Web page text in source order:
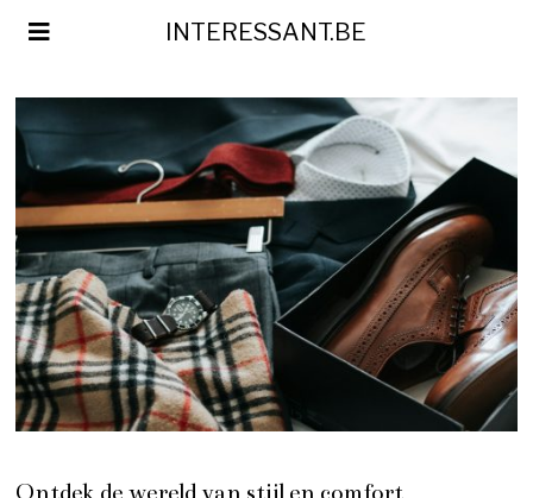
INTERESSANT.BE
Ontdek de wereld van stijl en comfort